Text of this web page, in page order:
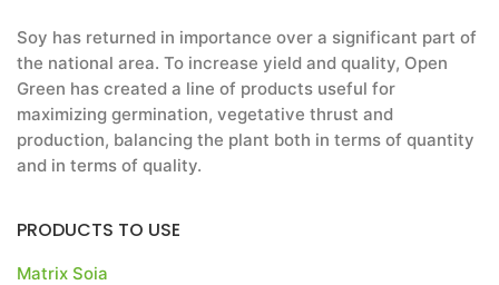
Soy has returned in importance over a significant part of
the national area. To increase yield and quality, Open
Green has created a line of products useful for
maximizing germination, vegetative thrust and
production, balancing the plant both in terms of quantity
and in terms of quality.
PRODUCTS TO USE
Matrix Soia